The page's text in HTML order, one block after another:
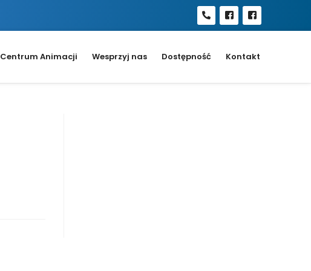
Centrum Animacji Wesprzyj nas Dostępność Kontakt